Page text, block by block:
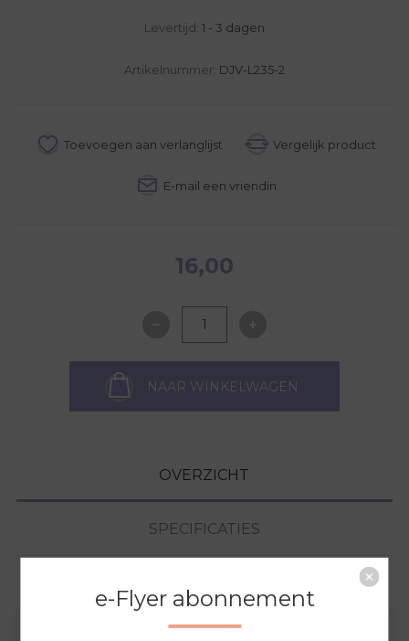
Levertijd: 1 - 3 dagen
Artikelnummer: DJV-L235-2
16,00
NAAR WINKELWAGEN
OVERZICHT
SPECIFICATIES
e-Flyer abonnement